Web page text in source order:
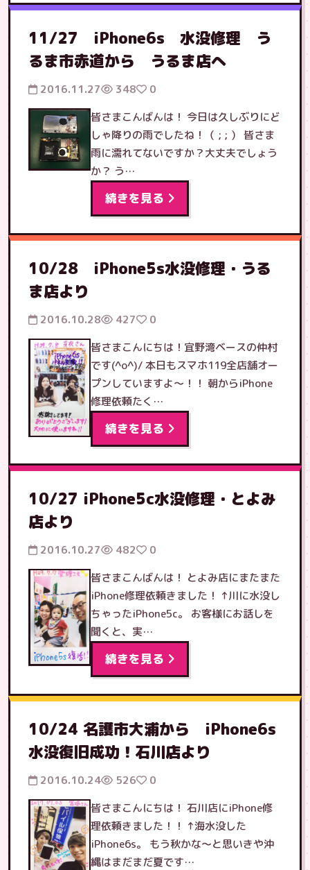
11/27 iPhone6s 水没修理 う
るま市赤道から うるま店へ
2016.11.27 348
0
皆さまこんばんは！ 今日は久しぶりにど
しゃ降りの雨でしたね！（ ; ; ） 皆さま
雨に濡れてないですか？大丈夫でしょう
か？ う…
続きを見る
10/28 iPhone5s水没修理・うる
ま店より
2016.10.28 427
0
皆さまこんにちは！宜野湾ベースの仲村
です(^o^)/ 本日もスマホ119全店舗オー
プンしていますよ〜！！ 朝からiPhone
修理依頼たく…
続きを見る
10/27 iPhone5c水没修理・とよみ
店より
2016.10.27 482
0
皆さまこんばんは！ とよみ店にまたまた
iPhone修理依頼きました！ ↑川に水没し
ちゃったiPhone5c。 お客様にお話しを
聞くと、実…
続きを見る
10/24 名護市大浦から iPhone6s
水没復旧成功！石川店より
2016.10.24 526
0
皆さまこんにちは！ 石川店にiPhone修
理依頼きました！！ ↑海水没した
iPhone6s。 もう秋かな〜と思いきや沖
縄はまだまだ夏です…